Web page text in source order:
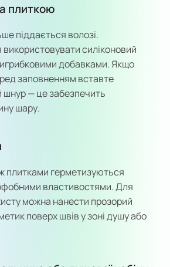
плиткою
піддається волозі.
силіконовий
добавками. Якщо
заповненням вставте
— це забезпечить
шару.
плитками герметизуються
властивостями. Для
можна нанести прозорий
поверх швів у зоні душу або